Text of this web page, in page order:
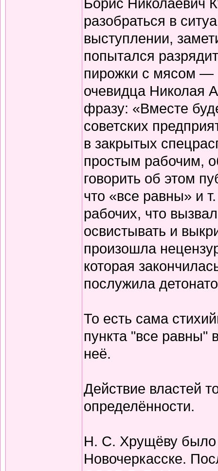
разобраться в
выступлении,
попытался
пирожки с мясом —
очевидца Николая
фразу: «Вместе
советских
в закрытых
простым рабочим,
говорить об этом
что «все равны» и
рабочих, что
освистывать и
произошла
которая
послужила
То есть сама
пункта "все равны"
неё.
Действие властей
определённости.
Н. С. Хрущёву было
Новочеркасске.